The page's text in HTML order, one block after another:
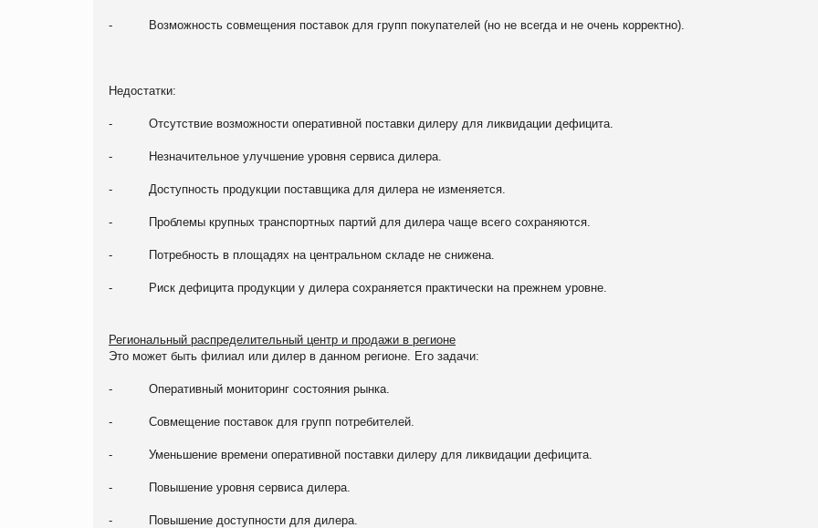
- Возможность совмещения поставок для групп покупателей (но не всегда и не очень корректно).
Недостатки:
- Отсутствие возможности оперативной поставки дилеру для ликвидации дефицита.
- Незначительное улучшение уровня сервиса дилера.
- Доступность продукции поставщика для дилера не изменяется.
- Проблемы крупных транспортных партий для дилера чаще всего сохраняются.
- Потребность в площадях на центральном складе не снижена.
- Риск дефицита продукции у дилера сохраняется практически на прежнем уровне.
Региональный распределительный центр и продажи в регионе
Это может быть филиал или дилер в данном регионе. Его задачи:
- Оперативный мониторинг состояния рынка.
- Совмещение поставок для групп потребителей.
- Уменьшение времени оперативной поставки дилеру для ликвидации дефицита.
- Повышение уровня сервиса дилера.
- Повышение доступности для дилера.